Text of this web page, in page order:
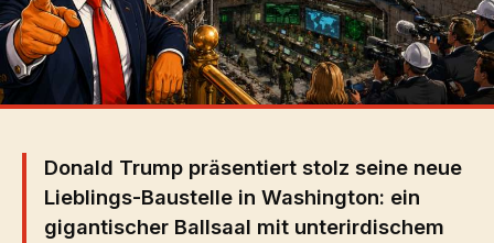
Donald Trump präsentiert stolz seine neue
Lieblings-Baustelle in Washington: ein
gigantischer Ballsaal mit unterirdischem